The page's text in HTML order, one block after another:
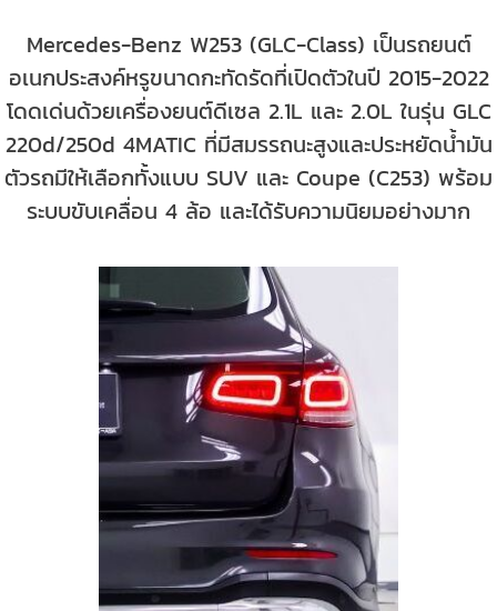
Mercedes-Benz W253 (GLC-Class) เป็นรถยนต์
อเนกประสงค์หรูขนาดกะทัดรัดที่เปิดตัวในปี 2015-2022
โดดเด่นด้วยเครื่องยนต์ดีเซล 2.1L และ 2.0L ในรุ่น GLC
220d/250d 4MATIC ที่มีสมรรถนะสูงและประหยัดน้ำมัน
ตัวรถมีให้เลือกทั้งแบบ SUV และ Coupe (C253) พร้อม
ระบบขับเคลื่อน 4 ล้อ และได้รับความนิยมอย่างมาก